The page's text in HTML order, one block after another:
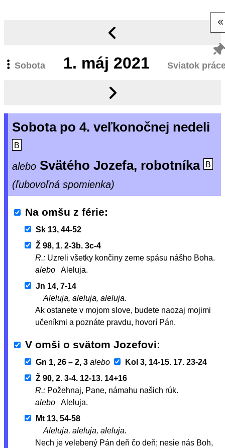
Sobota 1. máj 2021 Sviatok
Sobota po 4. veľkonočnej nedeli
B
alebo Svätého Jozefa, robotníka B
(ľubovoľná spomienka)
Na omšu z férie
Sk 13, 44-52
Ž 98, 1. 2-3b. 3c-4
R.: Uzreli všetky končiny zeme spásu nášho Boha.
alebo
Aleluja.
Jn 14, 7-14
Aleluja, aleluja, aleluja.
Ak ostanete v mojom slove, budete naozaj mojimi
učeníkmi a poznáte pravdu, hovorí Pán.
V omši o svätom Jozefovi
Gn 1, 26 – 2, 3 alebo
Kol 3, 14-15. 17. 23-24
Ž 90, 2. 3-4. 12-13. 14+16
R.: Požehnaj, Pane, námahu našich rúk.
alebo
Aleluja.
Mt 13, 54-58
Aleluja, aleluja, aleluja.
Nech je velebený Pán deň čo deň; nesie nás Boh,